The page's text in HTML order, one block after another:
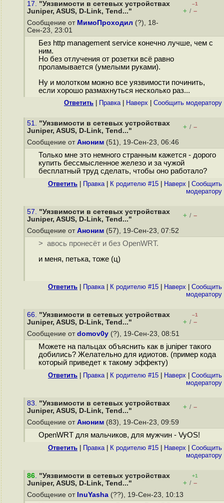
17. "Уязвимости в сетевых устройствах
Juniper, ASUS, D-Link, Tend..."
–1
+ / –
Сообщение от МимоПроходил (?), 18-
Сен-23, 23:01
Без http management service конечно лучше, чем с
ним.
Но без отлучения от розетки всё равно
проламывается (умелыми руками).
Ну и молотком можно все уязвимости починить,
если хорошо размахнуться несколько раз...
Ответить Правка| Наверх Cообщить модератору
51. "Уязвимости в сетевых устройствах
Juniper, ASUS, D-Link, Tend..."
+ / –
Сообщение от Аноним (51), 19-Сен-23, 06:46
Только мне это немного странным кажется - дорого
купить бессмысленное железо и за чужой
бесплатный труд сделать, чтобы оно работало?
Ответить Правка| К родителю #15 Наверх
Cообщить
модератору
57. "Уязвимости в сетевых устройствах
Juniper, ASUS, D-Link, Tend..."
+ / –
Сообщение от Аноним (57), 19-Сен-23, 07:52
> авось пронесёт и без OpenWRT.
и меня, петька, тоже (ц)
Ответить Правка| К родителю #15 Наверх
Cообщить
модератору
66. "Уязвимости в сетевых устройствах
Juniper, ASUS, D-Link, Tend..."
–1
+ / –
Сообщение от domov0y (?), 19-Сен-23, 08:51
Можете на пальцах объяснить как в juniper такого
добились? Желательно для идиотов. (пример кода
который приведет к такому эффекту)
Ответить Правка| К родителю #15 Наверх
Cообщить
модератору
83. "Уязвимости в сетевых устройствах
Juniper, ASUS, D-Link, Tend..."
+ / –
Сообщение от Аноним (83), 19-Сен-23, 09:59
OpenWRT для мальчиков, для мужчин - VyOS!
Ответить Правка| К родителю #15 Наверх
Cообщить
модератору
86. "Уязвимости в сетевых устройствах
Juniper, ASUS, D-Link, Tend..."
+1
+ / –
Сообщение от InuYasha (??), 19-Сен-23, 10:13